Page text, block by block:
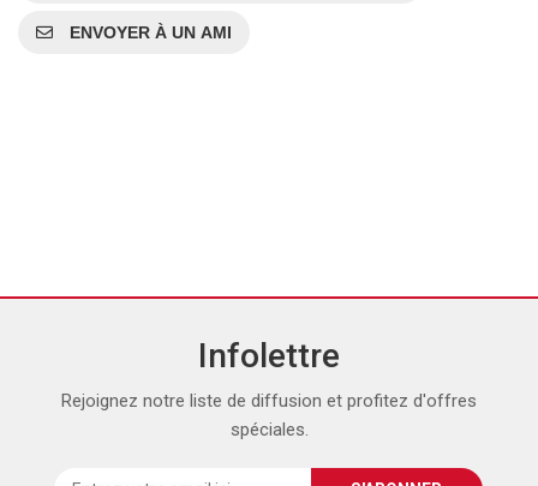
ENVOYER À UN AMI
Infolettre
Rejoignez notre liste de diffusion et profitez d'offres
spéciales.